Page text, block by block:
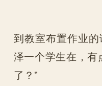
到教室布置作业
泽一个学生在，有
了？”